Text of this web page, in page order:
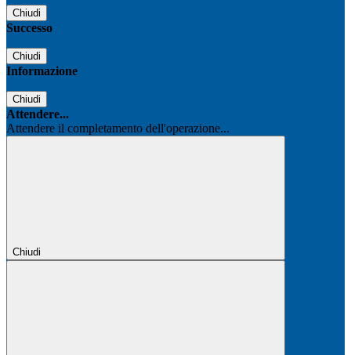
Chiudi
Successo
Chiudi
Informazione
Chiudi
Attendere...
Attendere il completamento dell'operazione...
Chiudi